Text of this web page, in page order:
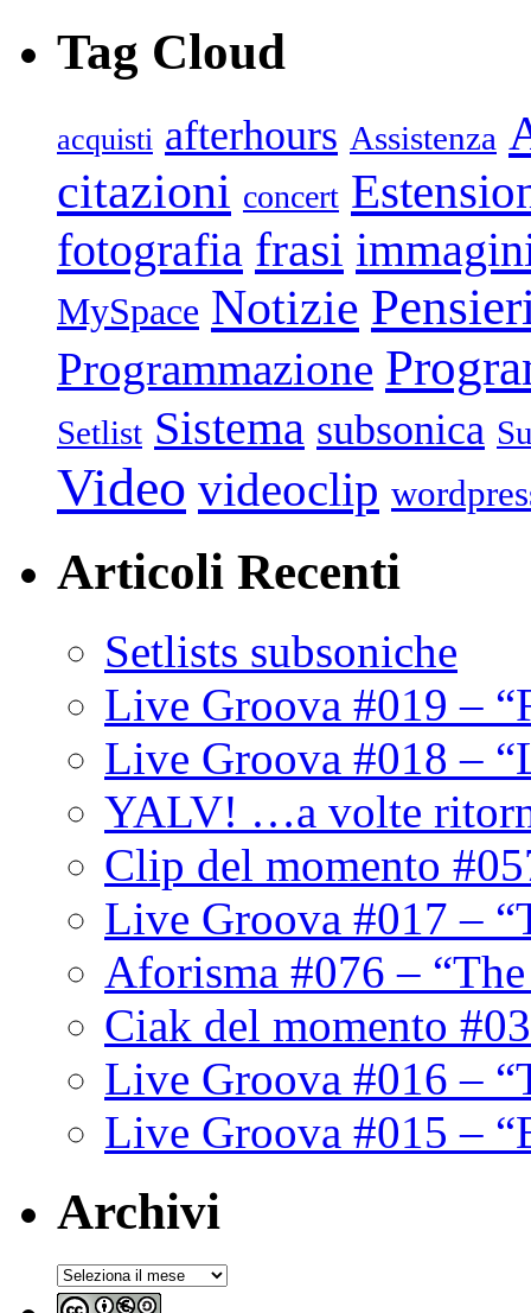
Tag Cloud
acquisti afterhours Assistenza
citazioni concert
fotografia frasi
MySpace Notizie
Programmazione
Setlist Sistema subsonica
Video videoclip
Articoli Recenti
Setlists subsoniche
Live Groova #019 –
Live Groova #018 –
YALV! …a volte
Clip del momento
Live Groova #017 –
Aforisma #076 –
Ciak del momento
Live Groova #016 –
Live Groova #015 –
Archivi
Archivi